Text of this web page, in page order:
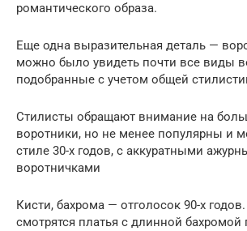
романтического образа.
Еще одна выразительная деталь —
можно было увидеть почти все виды
подобранные с учетом общей
Стилисты обращают внимание на
воротники, но не менее популярны и
стиле 30-х годов, с аккуратными
воротничками
Кисти, бахрома — отголосок 90-х
смотрятся платья с длинной бахромой